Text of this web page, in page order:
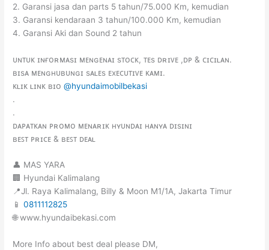
2. Garansi jasa dan parts 5 tahun/75.000 Km, kemudian
3. Garansi kendaraan 3 tahun/100.000 Km, kemudian
4. Garansi Aki dan Sound 2 tahun
ᴜɴᴛᴜᴋ ɪɴғᴏʀᴍᴀsɪ ᴍᴇɴɢᴇɴᴀɪ sᴛᴏᴄᴋ, ᴛᴇs ᴅʀɪᴠᴇ ,ᴅᴘ & ᴄɪᴄɪʟᴀɴ.
ʙɪsᴀ ᴍᴇɴɢʜᴜʙᴜɴɢɪ sᴀʟᴇs ᴇxᴇᴄᴜᴛɪᴠᴇ ᴋᴀᴍɪ.
ᴋʟɪᴋ ʟɪɴᴋ ʙɪᴏ@hyundaimobilbekasi
.
.
ᴅᴀᴘᴀᴛᴋᴀɴ ᴘʀᴏᴍᴏ ᴍᴇɴᴀʀɪᴋ ʜʏᴜɴᴅᴀɪ ʜᴀɴʏᴀ ᴅɪsɪɴɪ
ʙᴇꜱᴛ ᴘʀɪᴄᴇ & ʙᴇꜱᴛ ᴅᴇᴀʟ
👤 MAS YARA
🏢 Hyundai Kalimalang
📍Jl. Raya Kalimalang, Billy & Moon M1/1A, Jakarta Timur
📱0811112825
🌐 www.hyundaibekasi.com
More Info about best deal please DM,